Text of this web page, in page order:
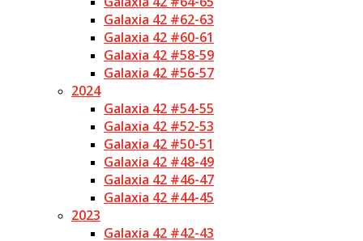
Galaxia 42 #62-63
Galaxia 42 #60-61
Galaxia 42 #58-59
Galaxia 42 #56-57
2024
Galaxia 42 #54-55
Galaxia 42 #52-53
Galaxia 42 #50-51
Galaxia 42 #48-49
Galaxia 42 #46-47
Galaxia 42 #44-45
2023
Galaxia 42 #42-43